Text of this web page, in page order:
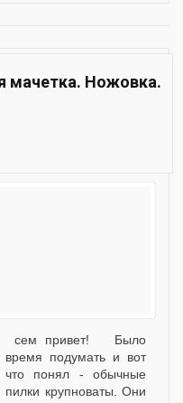
мачетка. Ножовка.
время подумать и вот
что понял - обычные
пилки крупноваты. Они